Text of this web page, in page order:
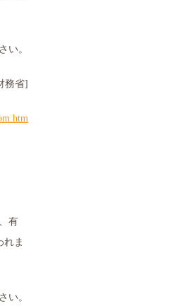
い。
務省]
有
れま
い。